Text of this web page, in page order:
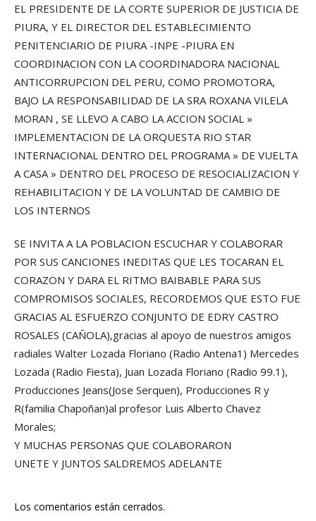
EL PRESIDENTE DE LA CORTE SUPERIOR DE JUSTICIA DE
PIURA, Y EL DIRECTOR DEL ESTABLECIMIENTO
PENITENCIARIO DE PIURA -INPE -PIURA EN
COORDINACION CON LA COORDINADORA NACIONAL
ANTICORRUPCION DEL PERU, COMO PROMOTORA,
BAJO LA RESPONSABILIDAD DE LA SRA ROXANA VILELA
MORAN , SE LLEVO A CABO LA ACCION SOCIAL »
IMPLEMENTACION DE LA ORQUESTA RIO STAR
INTERNACIONAL DENTRO DEL PROGRAMA » DE VUELTA
A CASA » DENTRO DEL PROCESO DE RESOCIALIZACION Y
REHABILITACION Y DE LA VOLUNTAD DE CAMBIO DE
LOS INTERNOS
SE INVITA A LA POBLACION ESCUCHAR Y COLABORAR
POR SUS CANCIONES INEDITAS QUE LES TOCARAN EL
CORAZON Y DARA EL RITMO BAIBABLE PARA SUS
COMPROMISOS SOCIALES, RECORDEMOS QUE ESTO FUE
GRACIAS AL ESFUERZO CONJUNTO DE EDRY CASTRO
ROSALES (CAÑOLA),gracias al apoyo de nuestros amigos
radiales Walter Lozada Floriano (Radio Antena1) Mercedes
Lozada (Radio Fiesta), Juan Lozada Floriano (Radio 99.1),
Producciones Jeans(Jose Serquen), Producciones R y
R(familia Chapoñan)al profesor Luis Alberto Chavez
Morales;
Y MUCHAS PERSONAS QUE COLABORARON
UNETE Y JUNTOS SALDREMOS ADELANTE
Los comentarios están cerrados.